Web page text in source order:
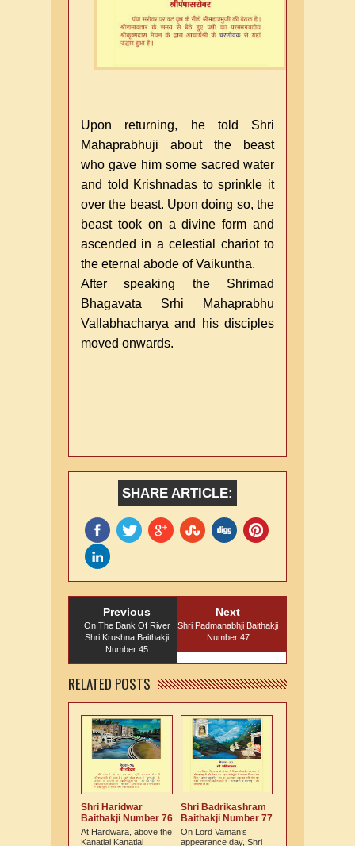
Upon returning, he told Shri
Mahaprabhuji about the beast
who gave him some sacred water
and told Krishnadas to sprinkle it
over the beast. Upon doing so, the
beast took on a divine form and
ascended in a celestial chariot to
the eternal abode of Vaikuntha.
After speaking the Shrimad
Bhagavata Srhi Mahaprabhu
Vallabhacharya and his disciples
moved onwards.
SHARE ARTICLE:
Previous
On The Bank Of River
Shri Krushna Baithakji
Number 45
Next
Shri Padmanabhji Baithakji
Number 47
RELATED POSTS
Shri Haridwar
Baithakji Number 76
At Hardwara, above the
Kanatial Kanatial
Shri Badrikashram
Baithakji Number 77
On Lord Vaman’s
appearance day, Shri